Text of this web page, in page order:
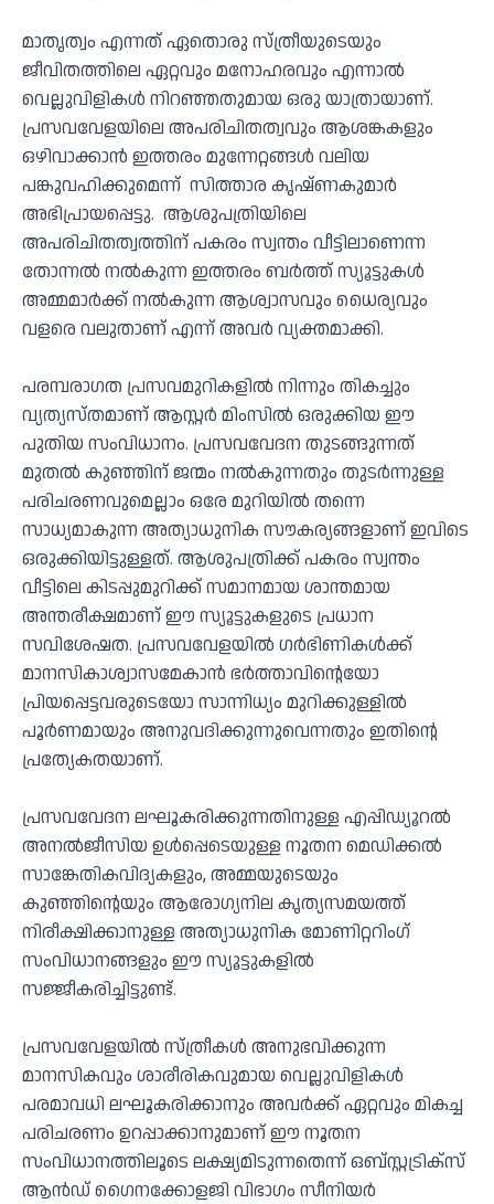
മാതൃത്വം എന്നത് ഏതൊരു സ്ത്രീയുടെയും
ജീവിതത്തിലെ ഏറ്റവും മനോഹരവും എന്നാൽ
വെല്ലുവിളികൾ നിറഞ്ഞതുമായ ഒരു യാത്രായാണ്.
പ്രസവവേളയിലെ അപരിചിതത്വവും ആശങ്കകളും
ഒഴിവാക്കാൻ ഇത്തരം മുന്നേറ്റങ്ങൾ വലിയ
പങ്കുവഹിക്കുമെന്ന് സിത്താര കൃഷ്ണകുമാർ
അഭിപ്രായപ്പെട്ടു. ആശുപത്രിയിലെ
അപരിചിതത്വത്തിന് പകരം സ്വന്തം വീട്ടിലാണെന്ന
തോന്നൽ നൽകുന്ന ഇത്തരം ബർത്ത് സ്യൂട്ടുകൾ
അമ്മമാർക്ക് നൽകുന്ന ആശ്വാസവും ധൈര്യവും
വളരെ വലുതാണ് എന്ന് അവർ വ്യക്തമാക്കി.
പരമ്പരാഗത പ്രസവമുറികളിൽ നിന്നും തികച്ചും
വ്യത്യസ്തമാണ് ആസ്റ്റർ മിംസിൽ ഒരുക്കിയ ഈ
പുതിയ സംവിധാനം. പ്രസവവേദന തുടങ്ങുന്നത്
മുതൽ കുഞ്ഞിന് ജന്മം നൽകുന്നതും തുടർന്നുള്ള
പരിചരണവുമെല്ലാം ഒരേ മുറിയിൽ തന്നെ
സാധ്യമാകുന്ന അത്യാധുനിക സൗകര്യങ്ങളാണ് ഇവിടെ
ഒരുക്കിയിട്ടുള്ളത്. ആശുപത്രിക്ക് പകരം സ്വന്തം
വീട്ടിലെ കിടപ്പുമുറിക്ക് സമാനമായ ശാന്തമായ
അന്തരീക്ഷമാണ് ഈ സ്യൂട്ടുകളുടെ പ്രധാന
സവിശേഷത. പ്രസവവേളയിൽ ഗർഭിണികൾക്ക്
മാനസികാശ്വാസമേകാൻ ഭർത്താവിന്റെയോ
പ്രിയപ്പെട്ടവരുടെയോ സാന്നിധ്യം മുറിക്കുള്ളിൽ
പൂർണമായും അനുവദിക്കുന്നുവെന്നതും ഇതിന്റെ
പ്രത്യേകതയാണ്.
പ്രസവവേദന ലഘൂകരിക്കുന്നതിനുള്ള എപ്പിഡ്യൂറൽ
അനൽജീസിയ ഉൾപ്പെടെയുള്ള നൂതന മെഡിക്കൽ
സാങ്കേതികവിദ്യകളും, അമ്മയുടെയും
കുഞ്ഞിന്റെയും ആരോഗ്യനില കൃത്യസമയത്ത്
നിരീക്ഷിക്കാനുള്ള അത്യാധുനിക മോണിറ്ററിംഗ്
സംവിധാനങ്ങളും ഈ സ്യൂട്ടുകളിൽ
സജ്ജീകരിച്ചിട്ടുണ്ട്.
പ്രസവവേളയിൽ സ്ത്രീകൾ അനുഭവിക്കുന്ന
മാനസികവും ശാരീരികവുമായ വെല്ലുവിളികൾ
പരമാവധി ലഘൂകരിക്കാനും അവർക്ക് ഏറ്റവും മികച്ച
പരിചരണം ഉറപ്പാക്കാനുമാണ് ഈ നൂതന
സംവിധാനത്തിലൂടെ ലക്ഷ്യമിടുന്നതെന്ന് ഒബ്‌സ്റ്റട്രിക്‌സ്
ആൻഡ് ഗൈനക്കോളജി വിഭാഗം സീനിയർ